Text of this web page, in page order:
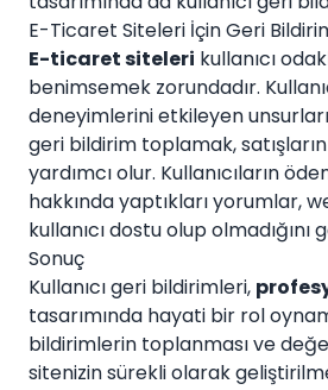
E-Ticaret Siteleri İçin Geri
E-ticaret siteleri kullanıcı
benimsemek zorundadır.
deneyimlerini etkileyen
geri bildirim toplamak,
yardımcı olur. Kullanıcıların
hakkında yaptıkları yorumlar,
kullanıcı dostu olup olmadığını
Sonuç
Kullanıcı geri bildirimleri,
tasarımında hayati bir rol
bildirimlerin toplanması ve
sitenizin sürekli olarak